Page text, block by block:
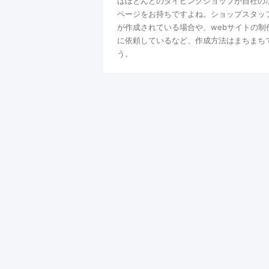
ページをお持ちですよね。ショップスタッ
が作成されている場合や、webサイトの制
に依頼しているなど、作成方法はまちまち
う。